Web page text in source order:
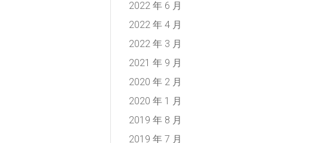
2022 年 6 月
2022 年 4 月
2022 年 3 月
2021 年 9 月
2020 年 2 月
2020 年 1 月
2019 年 8 月
2019 年 7 月